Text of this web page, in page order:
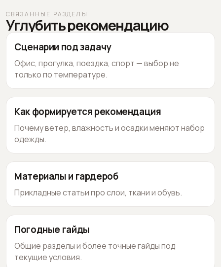
СВЯЗАННЫЕ РАЗДЕЛЫ
Углубить рекомендацию
Сценарии под задачу
Офис, прогулка, поездка, спорт — выбор не
только по температуре.
Как формируется рекомендация
Почему ветер, влажность и осадки меняют набор
одежды.
Материалы и гардероб
Прикладные статьи про слои, ткани и обувь.
Погодные гайды
Общие разделы и более точные гайды под
текущие условия.